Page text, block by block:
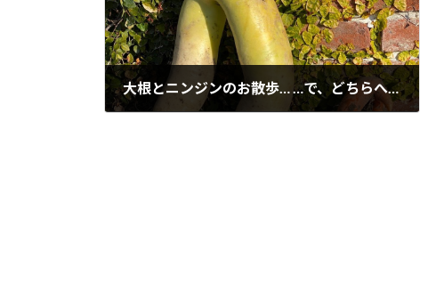
大根とニンジンのお散歩… …で、どちらへ？